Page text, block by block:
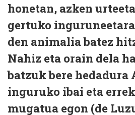
honetan, azken
gertuko
den animalia batez
Nahiz eta orain dela
batzuk bere hedadura
inguruko ibai eta
mugatua egon (de